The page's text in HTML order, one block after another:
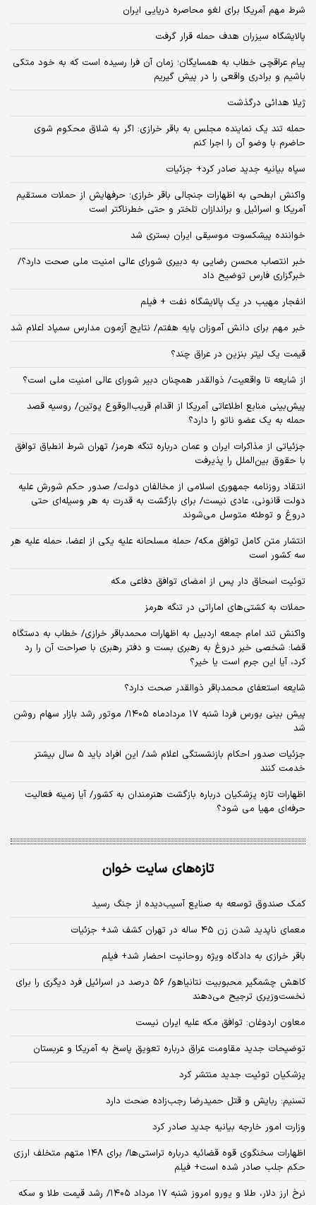
شرط مهم آمریکا برای لغو محاصره دریایی ایران
پالایشگاه سیزران هدف حمله قرار گرفت
پیام عراقچی خطاب به همسایگان؛ زمان آن فرا رسیده است که به خود متکی
باشیم و برادری واقعی را در پیش گیریم
ژیلا هدائی درگذشت
حمله تند یک نماینده مجلس به باقر خرازی: اگر به شلاق محکوم شوی
حاضرم با وضو آن را اجرا کنم
سپاه بیانیه جدید صادر کرد+ جزئیات
واکنش ابطحی به اظهارات جنجالی باقر خرازی؛ حرفهایش از حملات مستقیم
آمریکا و اسرائیل و براندازان تلختر و حتی خطرناکتر است
خواننده پیشکسوت موسیقی ایران بستری شد
خبر انتصاب محسن رضایی به دبیری شورای عالی امنیت ملی صحت دارد؟/
خبرگزاری فارس توضیح داد
انفجار مهیب در یک پالایشگاه نفت + فیلم
خبر مهم برای دانش آموزان پایه هفتم/ نتایج آزمون مدارس سمپاد اعلام شد
قیمت یک لیتر بنزین در عراق چند؟
از شایعه تا واقعیت/ ذوالقدر همچنان دبیر شورای ‌عالی امنیت ملی است؟
پیش‌بینی منابع اطلاعاتی آمریکا از اقدام قریب‌الوقوع پوتین/ روسیه قصد
حمله به یک عضو ناتو را دارد؟
جزئیاتی از مذاکرات ایران و عمان درباره تنگه هرمز/ تهران شرط انطباق توافق
با حقوق بین‌الملل را پذیرفت
انتقاد روزنامه جمهوری اسلامی از مخالفان دولت/ صدور حکم شورش علیه
دولت قانونی، عادی نیست/ برای بازگشت به قدرت به هر وسیله‌ای حتی
دروغ و توطئه متوسل می‌شوند
انتشار متن کامل توافق مکه/ حمله مسلحانه علیه یکی از اعضا، حمله علیه هر
سه کشور است
توئیت اسحاق دار پس از امضای توافق دفاعی مکه
حملات به کشتی‌های اماراتی در تنگه هرمز
واکنش تند امام جمعه اردبیل به اظهارات محمدباقر خرازی/ خطاب به دستگاه
قضا: شخصی خبر دروغ به رهبری بست و دفتر رهبری با صراحت آن را رد
کرد، آیا این جرم است یا خیر؟
شایعه استعفای محمدباقر ذوالقدر صحت دارد؟
پیش بینی بورس فردا شنبه ۱۷ مردادماه ۱۴۰۵/ موتور رشد بازار سهام روشن
شد
جزئیات صدور احکام بازنشستگی اعلام شد/ این افراد باید ۵ سال بیشتر
خدمت کنند
اظهارات تازه پزشکیان درباره بازگشت هنرمندان به کشور/ آیا زمینه فعالیت
حرفه‌ای مهیا می شود؟
تازه‌های سایت خوان
کمک صندوق توسعه به صنایع آسیب‌دیده از جنگ رسید
معمای ناپدید شدن زن ۴۵ ساله در تهران کشف شد+ جزئیات
باقر خرازی به دادگاه ویژه روحانیت احضار شد+ فیلم
کاهش چشمگیر محبوبیت نتانیاهو/ ۵۶ درصد در اسرائیل فرد دیگری را برای
نخست‌وزیری ترجیح می‌دهند
معاون اردوغان: توافق مکه علیه ایران نیست
توضیحات جدید مقاومت عراق درباره تعویق پاسخ به آمریکا و عربستان
پزشکیان توئیت جدید منتشر کرد
تسنیم: ربایش و قتل حمیدرضا رجب‌زاده صحت دارد
وزارت امور خارجه بیانیه جدید صادر کرد
اظهارات سخنگوی قوه قضائیه درباره تراستی‌ها/ برای ۱۴۸ متهم متخلف ارزی
حکم جلب صادر شده است+ فیلم
نرخ ارز دلار، طلا و یورو امروز شنبه ۱۷ مرداد ۱۴۰۵/ رشد قیمت طلا و سکه